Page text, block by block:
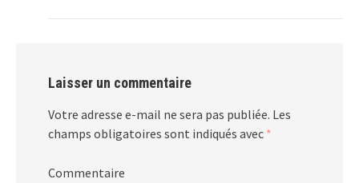
Laisser un commentaire
Votre adresse e-mail ne sera pas publiée. Les
champs obligatoires sont indiqués avec *
Commentaire